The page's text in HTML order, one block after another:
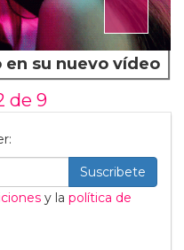
su nuevo vídeo
de 9
Suscribete
y la política de